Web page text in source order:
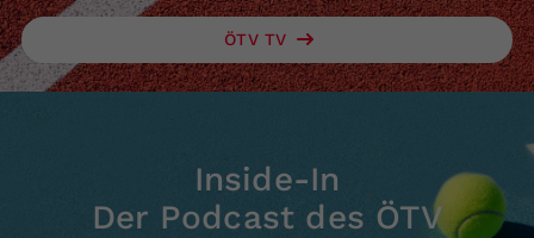
ÖTV TV
Inside-In
Der Podcast des ÖTV